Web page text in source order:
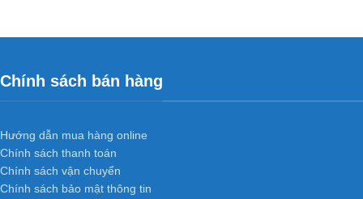
Chính sách bán hàng
Hướng dẫn mua hàng online
Chính sách thanh toán
Chính sách vận chuyển
Chính sách bảo mật thông tin